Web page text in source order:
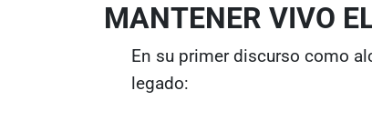
MANTENER VIVO
En su primer discurso como
legado: